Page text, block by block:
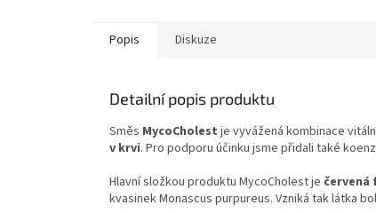
Popis Diskuze
Detailní popis produktu
Směs MycoCholest je vyvážená kombinace
v krvi. Pro podporu účinku jsme přidali také
Hlavní složkou produktu MycoCholest je červená
kvasinek Monascus purpureus. Vzniká tak látka